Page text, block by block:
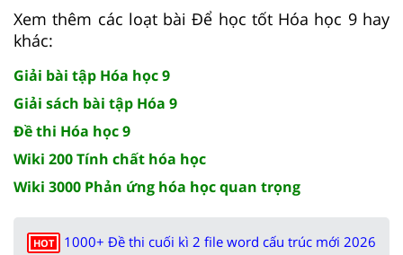
Xem thêm các loạt bài Để học tốt Hóa học 9 hay
khác:
Giải bài tập Hóa học 9
Giải sách bài tập Hóa 9
Đề thi Hóa học 9
Wiki 200 Tính chất hóa học
Wiki 3000 Phản ứng hóa học quan trọng
HOT
1000+ Đề thi cuối kì 2 file word cấu trúc mới 2026